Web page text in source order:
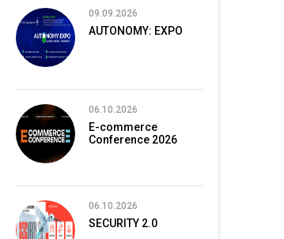
09.09.2026
AUTONOMY: EXPO
06.10.2026
E-commerce
Conference 2026
06.10.2026
SECURITY 2.0